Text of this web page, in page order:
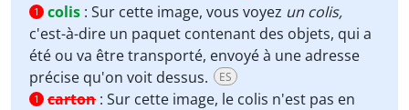
1
colis : Sur cette image, vous voyez un colis,
c'est-à-dire un paquet contenant des objets, qui a
été ou va être transporté, envoyé à une adresse
précise qu'on voit dessus.
ES
1 carton : Sur cette image, le colis n'est pas en